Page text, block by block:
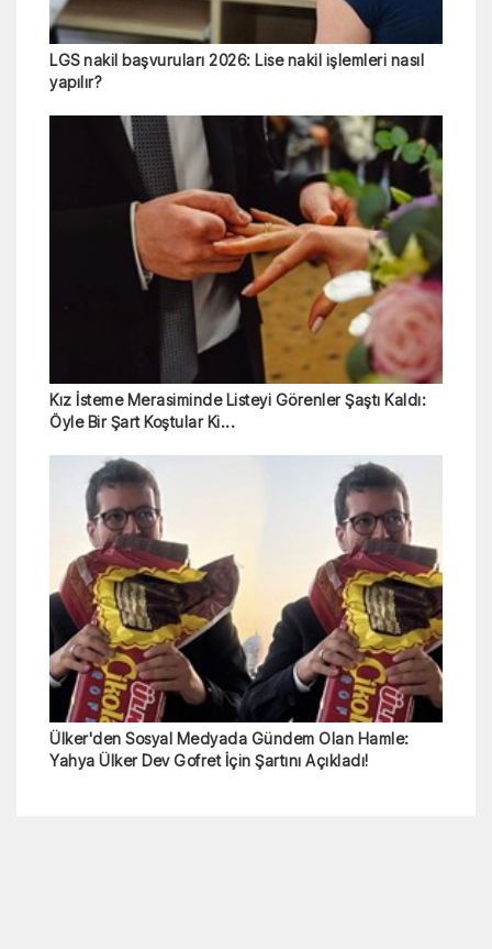
LGS nakil başvuruları 2026: Lise nakil işlemleri nasıl
yapılır?
Kız İsteme Merasiminde Listeyi Görenler Şaştı Kaldı:
Öyle Bir Şart Koştular Ki...
Ülker'den Sosyal Medyada Gündem Olan Hamle:
Yahya Ülker Dev Gofret İçin Şartını Açıkladı!